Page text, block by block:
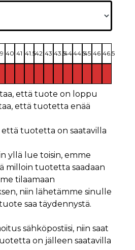
40 41 41.542 43 43.54444.545 46 46.5
että tuote on loppu
että tuotetta enää
tuotetta on saatavilla
yllä lue toisin, emme
milloin tuotetta saadaan
tilaamaan
niin lähetämme sinulle
saa täydennystä.
sähköpostiisi, niin saat
on jälleen saatavilla